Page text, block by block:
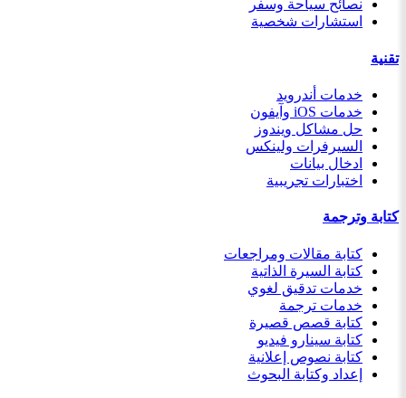
نصائح سياحة وسفر
استشارات شخصية
تقنية
خدمات أندرويد
خدمات iOS وآيفون
حل مشاكل ويندوز
السيرفرات ولينكس
ادخال بيانات
اختبارات تجريبية
كتابة وترجمة
كتابة مقالات ومراجعات
كتابة السيرة الذاتية
خدمات تدقيق لغوي
خدمات ترجمة
كتابة قصص قصيرة
كتابة سينارو فيديو
كتابة نصوص إعلانية
إعداد وكتابة البحوث